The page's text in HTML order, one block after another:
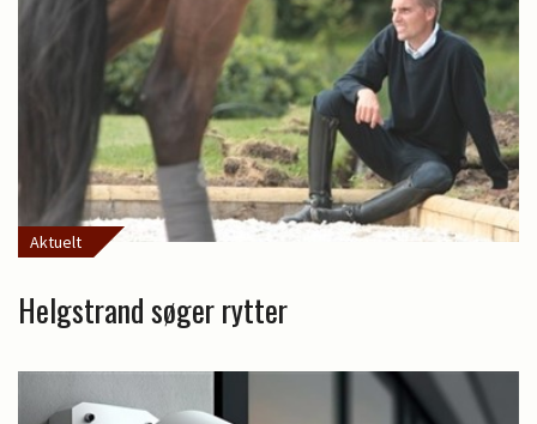
Aktuelt
Helgstrand søger rytter